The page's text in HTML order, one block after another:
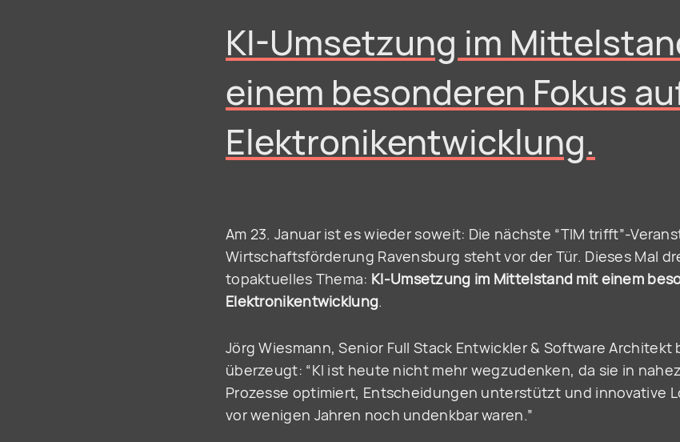
KI-Umsetzung im
einem besonderen Fokus
Elektronikentwicklung.
Am 23. Januar ist es wieder soweit: Die nächste “TIM trifft”-
Wirtschaftsförderung Ravensburg steht vor der Tür. Dieses Mal
topaktuelles Thema: KI-Umsetzung im Mittelstand mit einem
Elektronikentwicklung.
Jörg Wiesmann, Senior Full Stack Entwickler & Software Architekt
überzeugt: “KI ist heute nicht mehr wegzudenken, da sie in
Prozesse optimiert, Entscheidungen unterstützt und innovative
vor wenigen Jahren noch undenkbar waren.”